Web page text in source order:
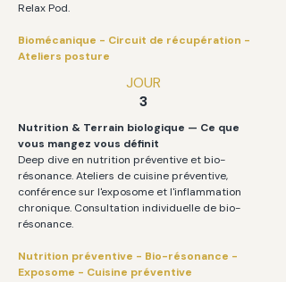
Relax Pod.
Biomécanique - Circuit de récupération -
Ateliers posture
JOUR
3
Nutrition & Terrain biologique — Ce que
vous mangez vous définit
Deep dive en nutrition préventive et bio-
résonance. Ateliers de cuisine préventive,
conférence sur l'exposome et l'inflammation
chronique. Consultation individuelle de bio-
résonance.
Nutrition préventive - Bio-résonance -
Exposome - Cuisine préventive